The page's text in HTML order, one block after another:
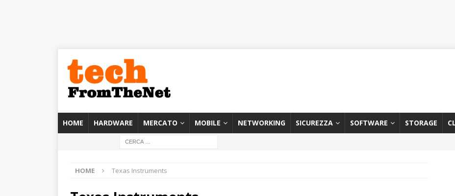
HOME HARDWARE MERCATO MOBILE NETWORKING SICUREZZA SOFTWARE STORAGE
HOME Texas Instruments